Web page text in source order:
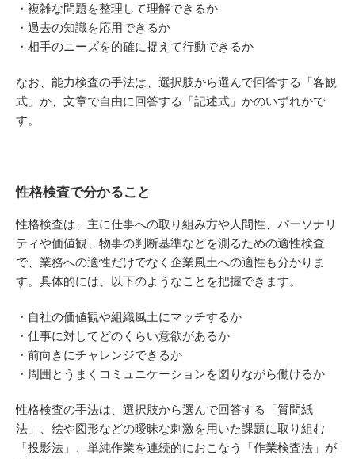
・複雑な問題を整理して理解できるか
・過去の知識を応用できるか
・相手のニーズを的確に捉えて行動できるか
なお、能力検査の手法は、選択肢から選んで回答する「客観
式」か、文章で自由に回答する「記述式」かのいずれかで
す。
性格検査で分かること
性格検査は、主に仕事への取り組み方や人間性、パーソナリ
ティや価値観、物事の判断基準などを測るための適性検査
で、業務への適性だけでなく企業風土への適性も分かりま
す。具体的には、以下のようなことを把握できます。
・自社の価値観や組織風土にマッチするか
・仕事に対してどのくらい意欲があるか
・前向きにチャレンジできるか
・周囲とうまくコミュニケーションを図りながら働けるか
性格検査の手法は、選択肢から選んで回答する「質問紙
法」、絵や図形などの曖昧な刺激を用いた課題に取り組む
「投影法」、単純作業を連続的におこなう「作業検査法」が